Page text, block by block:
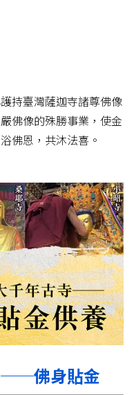
持臺灣薩迦寺諸尊佛像
佛像的殊勝事業，使金
佛恩，共沐法喜。
──佛身貼金